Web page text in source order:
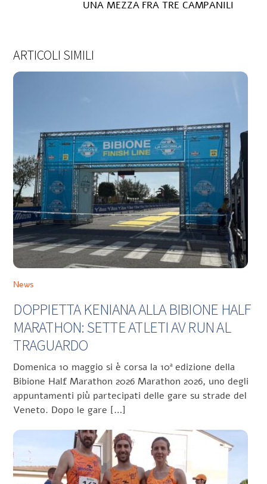
UNA MEZZA FRA TRE CAMPANILI
ARTICOLI SIMILI
News
DOPPIETTA KENIANA ALLA BIBIONE HALF
MARATHON: SETTE ATLETI AV RUN AL
TRAGUARDO
Domenica 10 maggio si è corsa la 10ª edizione della
Bibione Half Marathon 2026 Marathon 2026, uno degli
appuntamenti più partecipati delle gare su strade del
Veneto. Dopo le gare […]